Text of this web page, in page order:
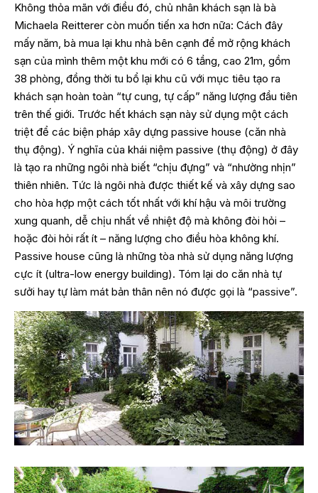
Không thỏa mãn với điều đó, chủ nhân khách sạn là bà
Michaela Reitterer còn muốn tiến xa hơn nữa: Cách đây
mấy năm, bà mua lại khu nhà bên cạnh để mở rộng khách
sạn của mình thêm một khu mới có 6 tầng, cao 21m, gồm
38 phòng, đồng thời tu bổ lại khu cũ với mục tiêu tạo ra
khách sạn hoàn toàn “tự cung, tự cấp” năng lượng đầu tiên
trên thế giới. Trước hết khách sạn này sử dụng một cách
triệt để các biện pháp xây dựng passive house (căn nhà
thụ động). Ý nghĩa của khái niệm passive (thụ động) ở đây
là tạo ra những ngôi nhà biết “chịu đựng” và “nhường nhịn”
thiên nhiên. Tức là ngôi nhà được thiết kế và xây dựng sao
cho hòa hợp một cách tốt nhất với khí hậu và môi trường
xung quanh, dễ chịu nhất về nhiệt độ mà không đòi hỏi –
hoặc đòi hỏi rất ít – năng lượng cho điều hòa không khí.
Passive house cũng là những tòa nhà sử dụng năng lượng
cực ít (ultra-low energy building). Tóm lại do căn nhà tự
sưởi hay tự làm mát bản thân nên nó được gọi là “passive”.